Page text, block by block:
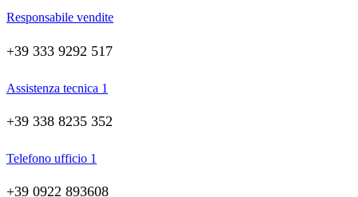
Responsabile vendite
+39 333 9292 517
Assistenza tecnica 1
+39 338 8235 352
Telefono ufficio 1
+39 0922 893608